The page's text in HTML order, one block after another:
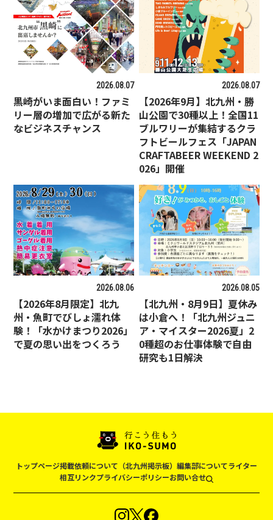
2026.08.07
黒崎がいま面白い！ファミ
リー層の増加で広がる新た
なビジネスチャンス
2026.08.07
【2026年9月】北九州・勝
山公園で30種以上！全国11
ブルワリーが集結するクラ
フトビールフェス「JAPAN
CRAFTABEER WEEKEND 2
026」開催
2026.08.06
【2026年8月限定】北九
州・魚町でびしょ濡れ体
験！「水かけまつり2026」
で夏の思い出をつくろう
2026.08.05
【北九州・8月9日】夏休み
は小倉へ！「北九州ジュニ
ア・マイスター2026夏」2
0種超のお仕事体験で自由
研究も1日解決
トップページ掲載依頼について（北九州掲示板） 編集部についてライター
相互リンクプライバシーポリシーお問い合せ